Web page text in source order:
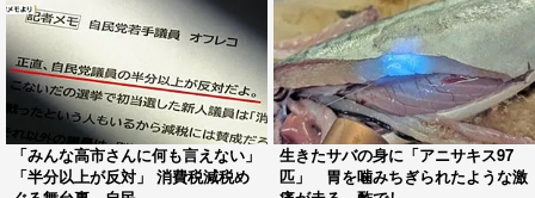
「みんな高市さんに何も言えない」
「半分以上が反対」 消費税減税め
生きたサバの身に「アニサキス97
匹」 胃を噛みちぎられたような激